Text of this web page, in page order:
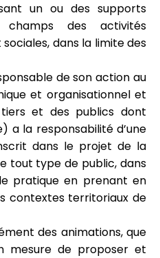
un ou des supports
des activités
dans la limite des
de son action au
et organisationnel et
et des publics dont
a la responsabilité d’une
dans le projet de la
tout type de public, dans
pratique en prenant en
contextes territoriaux de
des animations, que
mesure de proposer et